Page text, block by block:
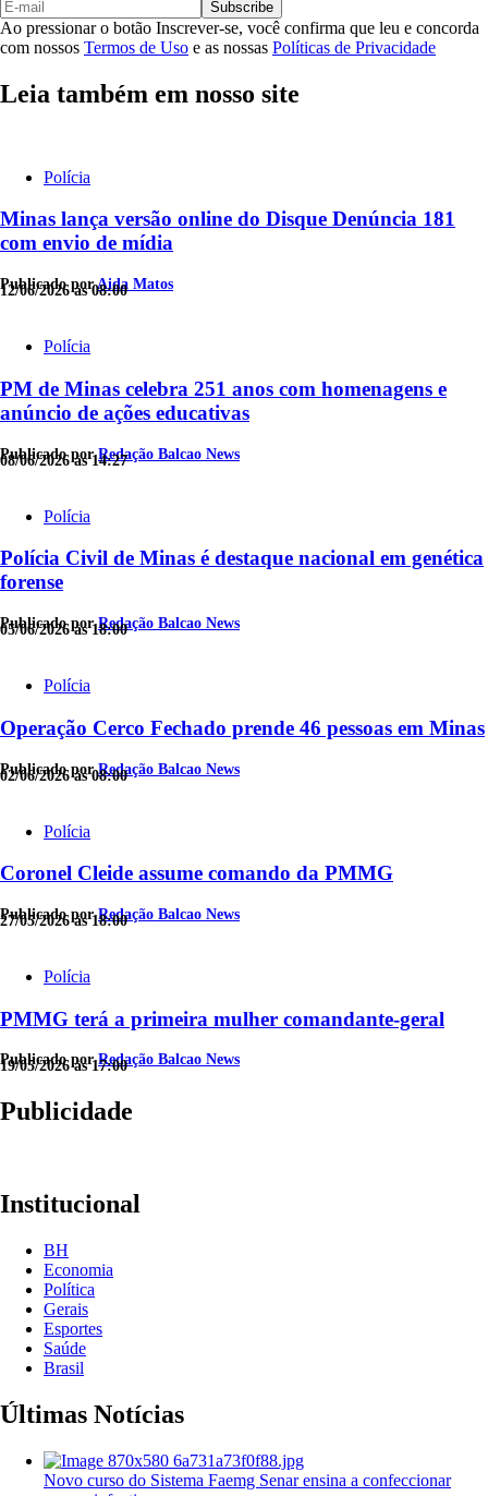
Subscribe
Ao pressionar o botão Inscrever-se, você confirma que leu e concorda
com nossos Termos de Uso e as nossas Políticas de Privacidade
Leia também em nosso site
Polícia
Minas lança versão online do Disque Denúncia 181
com envio de mídia
Publicado porAida Matos
12/06/2026 às 08:00
Polícia
PM de Minas celebra 251 anos com homenagens e
anúncio de ações educativas
Publicado porRedação Balcao News
08/06/2026 às 14:27
Polícia
Polícia Civil de Minas é destaque nacional em genética
forense
Publicado porRedação Balcao News
05/06/2026 às 18:00
Polícia
Operação Cerco Fechado prende 46 pessoas em Minas
Publicado porRedação Balcao News
02/06/2026 às 08:00
Polícia
Coronel Cleide assume comando da PMMG
Publicado porRedação Balcao News
27/05/2026 às 18:00
Polícia
PMMG terá a primeira mulher comandante-geral
Publicado porRedação Balcao News
19/05/2026 às 17:00
Publicidade
Institucional
BH
Economia
Política
Gerais
Esportes
Saúde
Brasil
Últimas Notícias
Novo curso do Sistema Faemg Senar ensina a confeccionar